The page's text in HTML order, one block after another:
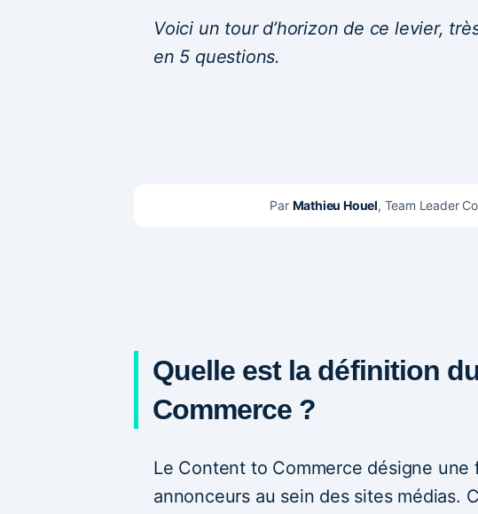
Voici un tour d’horizon de ce levier,
en 5 questions.
Par Mathieu Houel, Team Leader
Quelle est la définition
Commerce ?
Le Content to Commerce désigne une
annonceurs au sein des sites médias.